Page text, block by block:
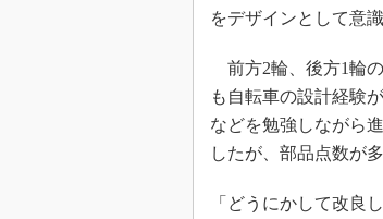
をデザインとして意
前方2輪、後方1輪
も自転車の設計経験
などを勉強しながら
したが、部品点数が
「どうにかして改良